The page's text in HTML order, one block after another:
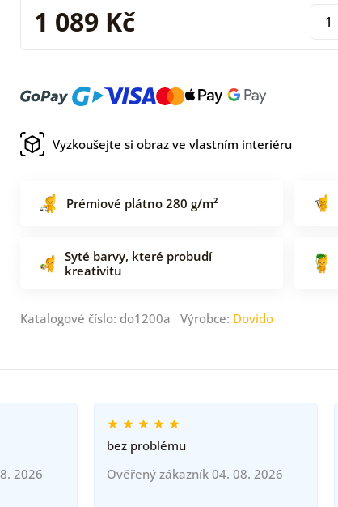
1 089 Kč
Vyzkoušejte si obraz ve vlastním interiéru
Prémiové plátno 280 g/m²
Syté barvy, které probudí
kreativitu
Katalogové číslo: do1200a Výrobce: Dovido
2026
bez problému
Ověřený zákazník 04. 08. 2026